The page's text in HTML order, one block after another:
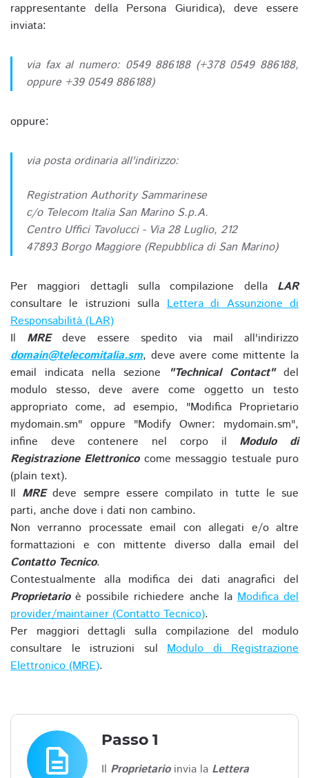
rappresentante della Persona Giuridica), deve essere
inviata:
via fax al numero: 0549 886188 (+378 0549 886188,
oppure +39 0549 886188)
oppure:
via posta ordinaria all'indirizzo:
Registration Authority Sammarinese
c/o Telecom Italia San Marino S.p.A.
Centro Uffici Tavolucci - Via 28 Luglio, 212
47893 Borgo Maggiore (Repubblica di San Marino)
Per maggiori dettagli sulla compilazione della LAR
consultare le istruzioni sullaLettera di Assunzione di
Responsabilità (LAR)
Il MREdeve essere spedito via mail all'indirizzo
domain@telecomitalia.sm, deve avere come mittente la
email indicata nella sezione
"Technical Contact"del
modulo stesso, deve avere come oggetto un testo
appropriato come, ad esempio, "Modifica Proprietario
mydomain.sm" oppure "Modify Owner: mydomain.sm",
infine deve contenere nel corpo il Modulo di
Registrazione Elettronicocome messaggio testuale puro
(plain text).
Il MREdeve sempre essere compilato in tutte le sue
parti, anche dove i dati non cambino.
Non verranno processate email con allegati e/o altre
formattazioni e con mittente diverso dalla email del
Contatto Tecnico.
Contestualmente alla modifica dei dati anagrafici del
Proprietarioè possibile richiedere anche laModifica del
provider/maintainer (Contatto Tecnico).
Per maggiori dettagli sulla compilazione del modulo
consultare le istruzioni sul Modulo di Registrazione
Elettronico (MRE).
description
Passo 1
Il Proprietarioinvia la Lettera